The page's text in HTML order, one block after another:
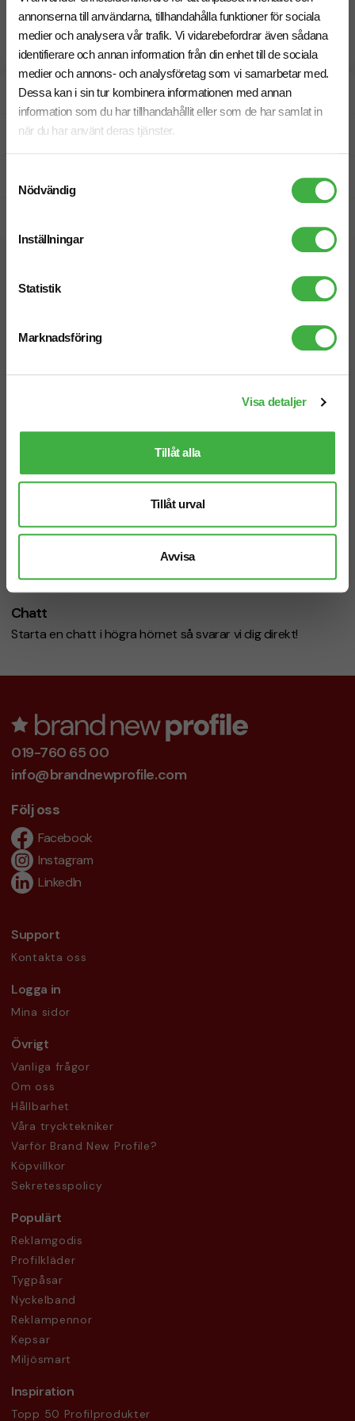
annonserna till användarna, tillhandahålla funktioner för sociala
medier och analysera vår trafik. Vi vidarebefordrar även sådana
identifierare och annan information från din enhet till de sociala
medier och annons- och analysföretag som vi samarbetar med.
Dessa kan i sin tur kombinera informationen med annan
information som du har tillhandahållit eller som de har samlat in
när du har använt deras tjänster.
Nödvändig
Inställningar
Statistik
Marknadsföring
Visa detaljer
Tillåt alla
Tillåt urval
Avvisa
Designskiss inom 1 h
Fri offert
info@brandnewprofile.com
Chatt
Starta en chatt i högra hörnet så svarar vi dig direkt!
019-760 65 00
info@brandnewprofile.com
Följ oss
Facebook
Instagram
LinkedIn
Support
Kontakta oss
Logga in
Mina sidor
Övrigt
Vanliga frågor
Om oss
Hållbarhet
Våra trycktekniker
Varför Brand New Profile?
Köpvillkor
Sekretesspolicy
Populärt
Reklamgodis
Profilkläder
Tygpåsar
Nyckelband
Reklampennor
Kepsar
Miljösmart
Inspiration
Topp 50 Profilprodukter